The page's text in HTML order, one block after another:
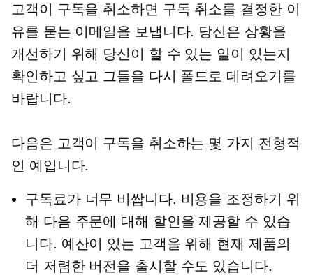
고객이 구독을 취소하면 구독 취소를 결정한 이
유를 묻는 이메일을 보냅니다. 당신은 상황을
개선하기 위해 당신이 할 수 있는 일이 있는지
확인하고 싶고 그들을 다시 폴드로 데려오기를
바랍니다.
다음은 고객이 구독을 취소하는 몇 가지 전형적
인 예입니다.
구독료가 너무 비쌉니다. 비용을 조정하기 위
해 다음 주문에 대해 할인을 제공할 수 있습
니다. 예산이 있는 고객을 위해 현재 제품의
더 저렴한 버전을 출시할 수도 있습니다.